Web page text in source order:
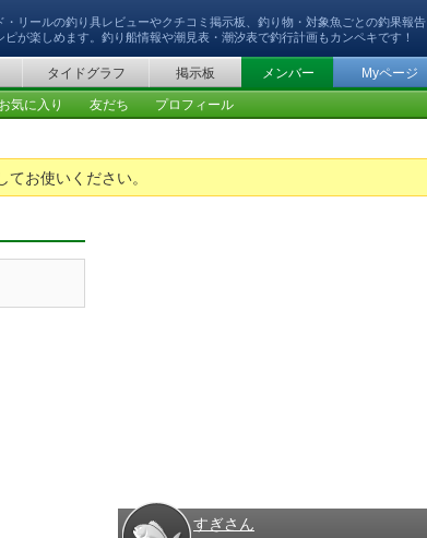
・リールの釣り具レビューやクチコミ掲示板、釣り物・対象魚ごとの釣果報告
ピが楽しめます。釣り船情報や潮見表・潮汐表で釣行計画もカンペキです！
タイドグラフ 掲示板 メンバー Myページ
お気に入り 友だち プロフィール
てお使いください。
すぎさん